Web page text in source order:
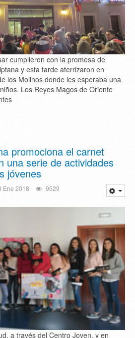
cumplieron con la promesa de
y esta tarde aterrizaron en
los Molinos donde les esperaba una
Los Reyes Magos de Oriente
promociona el carnet
una serie de actividades
jóvenes
Ene 2018 9529
a través del Centro Joven, y en